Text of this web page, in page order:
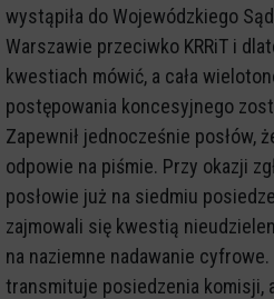
wystąpiła do Wojewódzkiego
Warszawie przeciwko KRRiT i
kwestiach mówić, a cała
postępowania koncesyjnego
Zapewnił jednocześnie posłów,
odpowie na piśmie. Przy okazji
posłowie już na siedmiu
zajmowali się kwestią
na naziemne nadawanie
transmituje posiedzenia komisji,